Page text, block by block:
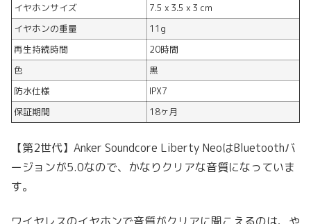
イヤホンサイズ
7.5 x 3.5 x 3 cm
イヤホンの重量
11g
再生持続時間
20時間
色
黒
防水仕様
IPX7
保証期間
18ヶ月
【第2世代】Anker Soundcore Liberty NeoはBluetoothバ
ージョンが5.0なので、かなりクリアな音質になっていま
す。